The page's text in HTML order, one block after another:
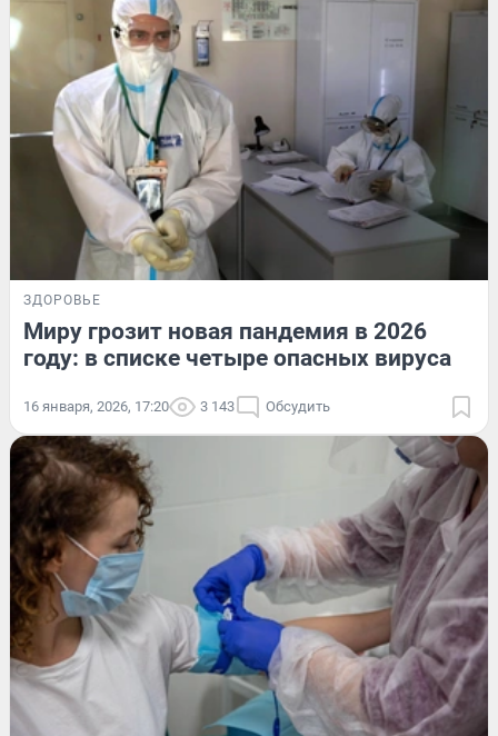
ЗДОРОВЬЕ
Миру грозит новая пандемия в 2026
году: в списке четыре опасных вируса
16 января, 2026, 17:20 3 143 Обсудить